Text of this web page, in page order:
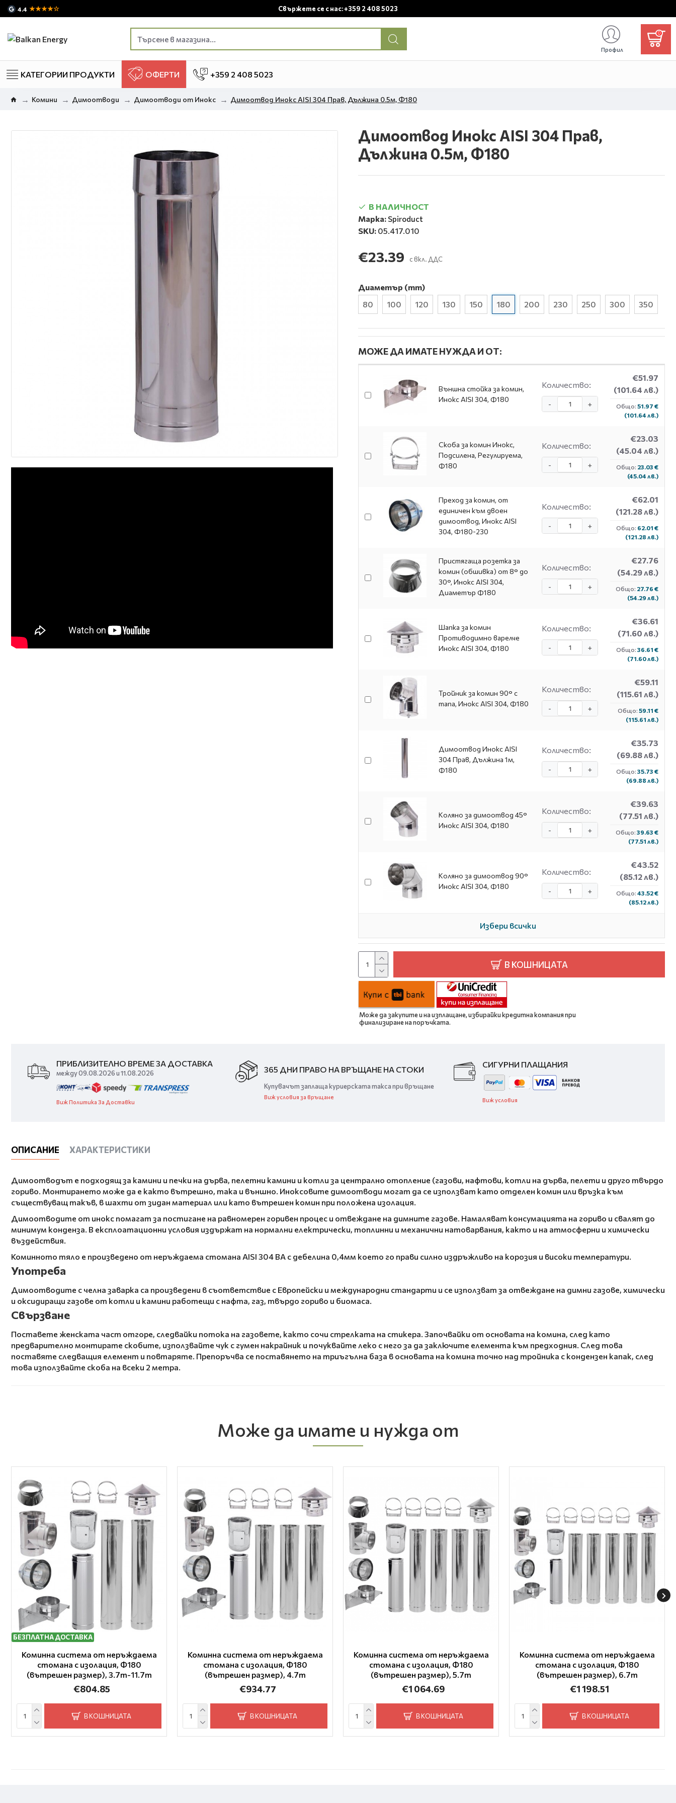
4.4 ★★★★☆ Свържете се с нас: +359 2 408 5023
Профил
0
КАТЕГОРИИ ПРОДУКТИ ОФЕРТИ +359 2 408 5023
Комини Димоотводи Димоотводи от Инокс Димоотвод Инокс AISI 304 Прав, Дължина 0.5м, Ф180
Димоотвод Инокс AISI 304 Прав,
Дължина 0.5м, Ф180
В НАЛИЧНОСТ
Марка: Spiroduct
SKU: 05.417.010
€23.39 с вкл. ДДС
Диаметър (mm)
80
100 120 130 150 180 200 230 250 300 350
МОЖЕ ДА ИМАТЕ НУЖДА И ОТ:
Външна стойка за комин,
Инокс AISI 304, Ф180
Количество:
- +
€51.97
(101.64 лв.)
Общо: 51.97 €
(101.64 лв.)
Скоба за комин Инокс,
Подсилена, Регулируема,
Ф180
Количество:
- +
€23.03
(45.04 лв.)
Общо: 23.03 €
(45.04 лв.)
Преход за комин, от
единичен към двоен
димоотвод, Инокс AISI
304, Φ180-230
Количество:
- +
€62.01
(121.28 лв.)
Общо: 62.01 €
(121.28 лв.)
Пристягаща розетка за
комин (обшивка) от 8° до
30°, Инокс AISI 304,
Диаметър Ф180
Количество:
- +
€27.76
(54.29 лв.)
Общо: 27.76 €
(54.29 лв.)
Шапка за комин
Противодимно варелче
Инокс AISI 304, Ф180
Количество:
- +
€36.61
(71.60 лв.)
Общо: 36.61 €
(71.60 лв.)
Тройник за комин 90° с
тапа, Инокс AISI 304, Ф180
Количество:
- +
€59.11
(115.61 лв.)
Общо: 59.11 €
(115.61 лв.)
Димоотвод Инокс AISI
304 Прав, Дължина 1м,
Ф180
Количество:
- +
€35.73
(69.88 лв.)
Общо: 35.73 €
(69.88 лв.)
Коляно за димоотвод 45°
Инокс AISI 304, Ф180
Количество:
- +
€39.63
(77.51 лв.)
Общо: 39.63 €
(77.51 лв.)
Коляно за димоотвод 90°
Инокс AISI 304, Ф180
Количество:
- +
€43.52
(85.12 лв.)
Общо: 43.52 €
(85.12 лв.)
Избери всички
В КОШНИЦАТА
Може да закупите и на изплащане, избирайки кредитна компания при
финализиране на поръчката.
ПРИБЛИЗИТЕЛНО ВРЕМЕ ЗА ДОСТАВКА
между 09.08.2026 и 11.08.2026
Виж Политика За Доставки
365 ДНИ ПРАВО НА ВРЪЩАНЕ НА СТОКИ
Купувачът заплаща куриерската такса при връщане
Виж условия за връщане
СИГУРНИ ПЛАЩАНИЯ
Виж условия
Може да имате и нужда от
БЕЗПЛАТНА ДОСТАВКА
Коминна система от неръждаема
стомана с изолация, Ф180
(вътрешен размер), 3.7m-11.7m
€804.85
В КОШНИЦАТА
Коминна система от неръждаема
стомана с изолация, Ф180
(вътрешен размер), 4.7m
€934.77
В КОШНИЦАТА
Коминна система от неръждаема
стомана с изолация, Ф180
(вътрешен размер), 5.7m
€1 064.69
В КОШНИЦАТА
Коминна система от неръждаема
стомана с изолация, Ф180
(вътрешен размер), 6.7m
€1 198.51
В КОШНИЦАТА
ОПИСАНИЕ ХАРАКТЕРИСТИКИ
Димоотводът е подходящ за камини и печки на дърва, пелетни камини и котли за централно отопление (газови, нафтови, котли на дърва, пелети и друго твърдо
гориво. Монтирането може да е както вътрешно, така и външно. Иноксовите димоотводи могат да се използват като отделен комин или връзка към
съществуващ такъв, в шахти от зидан материал или като вътрешен комин при положена изолация.
Димоотводите от инокс помагат за постигане на равномерен горивен процес и отвеждане на димните газове. Намаляват консумацията на гориво и свалят до
минимум конденза. В експлоатационни условия издържат на нормални електрически, топлинни и механични натоварвания, както и на атмосферни и химически
въздействия.
Коминното тяло е произведено от неръждаема стомана AISI 304 BA с дебелина 0,4мм което го прави силно издръжливо на корозия и високи температури.
Употреба
Димоотводите с челна заварка са произведени в съответствие с Европейски и международни стандарти и се използват за отвеждане на димни газове, химически
и оксидиращи газове от котли и камини работещи с нафта, газ, твърдо гориво и биомаса.
Свързване
Поставете женската част отгоре, следвайки потока на газовете, както сочи стрелката на стикера. Започвайки от основата на комина, след като
предварително монтирате скобите, използвайте чук с гумен накрайник и почуквайте леко с него за да заключите елемента към предходния. След това
поставяте следващия елемент и повтаряте. Препоръчва се поставянето на триъгълна база в основата на комина точно над тройника с кондензен капак, след
това използвайте скоба на всеки 2 метра.